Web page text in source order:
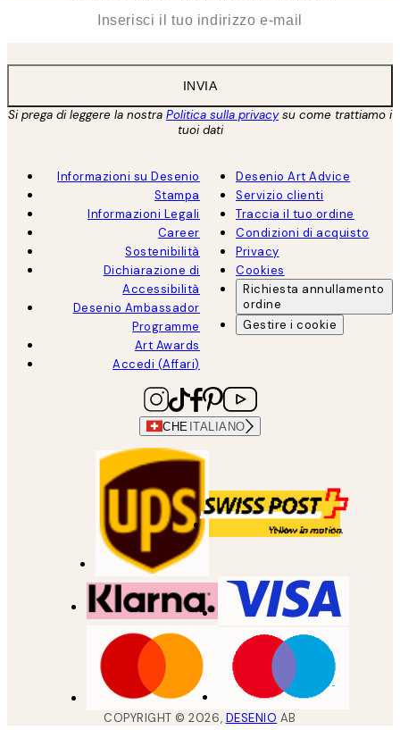
INVIA
Si prega di leggere la nostra Politica sulla privacysu come trattiamo i
tuoi dati
Informazioni su Desenio
Stampa
Informazioni Legali
Career
Sostenibilità
Dichiarazione di
Accessibilità
Desenio Ambassador
Programme
Art Awards
Accedi (Affari)
Desenio Art Advice
Servizio clienti
Traccia il tuo ordine
Condizioni di acquisto
Privacy
Cookies
Richiesta annullamento
ordine
Gestire i cookie
CHE ITALIANO
COPYRIGHT ©2026, DESENIO AB